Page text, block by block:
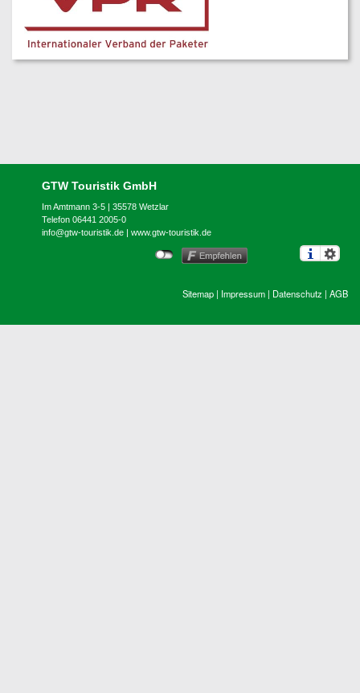
GTW Touristik GmbH
Im Amtmann 3-5 | 35578 Wetzlar
Telefon 06441 2005-0
info@gtw-touristik.de |www.gtw-touristik.de
Sitemap | Impressum | Datenschutz | AGB